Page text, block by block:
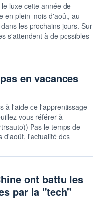
luxe cette année de
en plein mois d'août, au
les prochains jours. Sur
s'attendent à de possibles
en vacances
à l'aide de l'apprentissage
vous référer à
Pas le temps de
d'août, l'actualité des
ont battu les
par la "tech"